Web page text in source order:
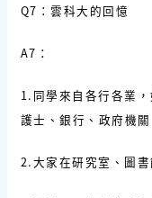
Q7：雲科大的回憶
A7：
1.同學來自各行各業
護士、銀行、政府機關
2.大家在研究室、圖